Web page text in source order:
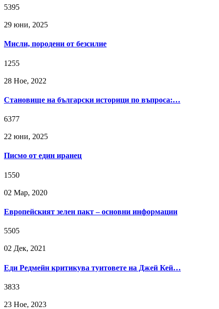
5395
29 юни, 2025
Мисли, породени от безсилие
1255
28 Ное, 2022
Становище на български историци по въпроса:…
6377
22 юни, 2025
Писмо от един иранец
1550
02 Мар, 2020
Европейският зелен пакт – основни информации
5505
02 Дек, 2021
Еди Редмейн критикува туитовете на Джей Кей…
3833
23 Ное, 2023